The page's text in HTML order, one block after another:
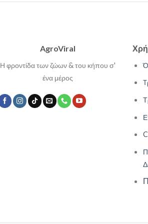
AgroViral
Η φροντίδα των ζώων & του κήπου σ'
ένα μέρος